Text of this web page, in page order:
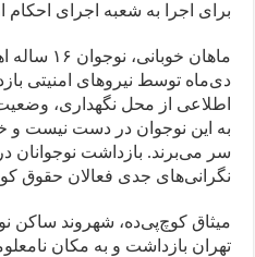
برای اجرا به شعبه اجرای
دی‌ماه توسط نیروهای امنیتی
اطلاعی از محل نگهداری،
به این نوجوان در دست نیست و
سر می‌برند. بازداشت نوجوانان
نگرانی‌های جدی فعالان حقوق
میثاق کوچ‌پی‌ده، شهروند ساکن
تهران بازداشت و به مکان